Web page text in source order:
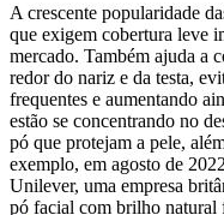
A crescente popularidade
que exigem cobertura leve
mercado. Também ajuda a
redor do nariz e da testa,
frequentes e aumentando
estão se concentrando no
pó que protejam a pele,
exemplo, em agosto de
Unilever, uma empresa
pó facial com brilho natural